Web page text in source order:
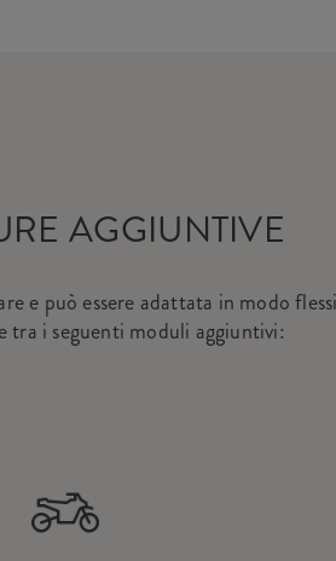
AGGIUNTIVE
e può essere adattata in modo
tra i seguenti moduli aggiuntivi: